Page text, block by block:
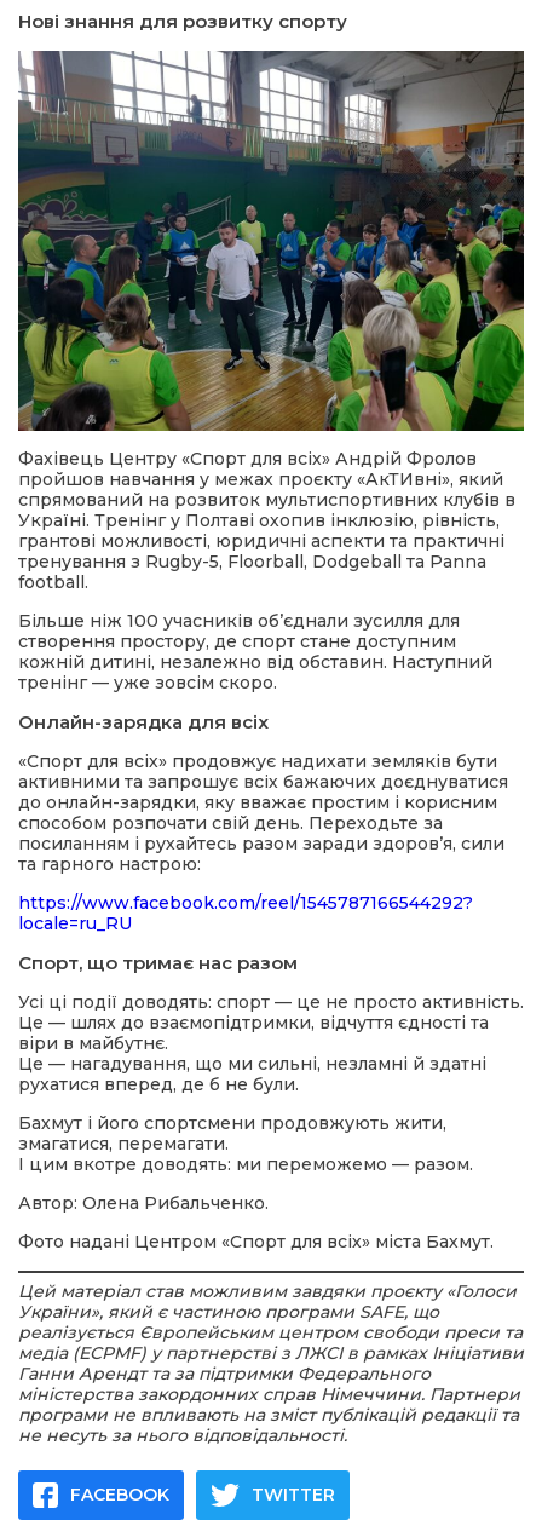
Нові знання для розвитку спорту
Фахівець Центру «Спорт для всіх» Андрій Фролов
пройшов навчання у межах проєкту «АкТИвні», який
спрямований на розвиток мультиспортивних клубів в
Україні. Тренінг у Полтаві охопив інклюзію, рівність,
грантові можливості, юридичні аспекти та практичні
тренування з Rugby-5, Floorball, Dodgeball та Panna
football.
Більше ніж 100 учасників об’єднали зусилля для
створення простору, де спорт стане доступним
кожній дитині, незалежно від обставин. Наступний
тренінг — уже зовсім скоро.
Онлайн-зарядка для всіх
«Спорт для всіх» продовжує надихати земляків бути
активними та запрошує всіх бажаючих доєднуватися
до онлайн-зарядки, яку вважає простим і корисним
способом розпочати свій день. Переходьте за
посиланням і рухайтесь разом заради здоров’я, сили
та гарного настрою:
https://www.facebook.com/reel/1545787166544292?
locale=ru_RU
Спорт, що тримає нас разом
Усі ці події доводять: спорт — це не просто активність.
Це — шлях до взаємопідтримки, відчуття єдності та
віри в майбутнє.
Це — нагадування, що ми сильні, незламні й здатні
рухатися вперед, де б не були.
Бахмут і його спортсмени продовжують жити,
змагатися, перемагати.
І цим вкотре доводять: ми переможемо — разом.
Автор: Олена Рибальченко.
Фото надані Центром «Спорт для всіх» міста Бахмут.
Цей матеріал став можливим завдяки проєкту «Голоси
України», який є частиною програми SAFE, що
реалізується Європейським центром свободи преси та
медіа (ECPMF) у партнерстві з ЛЖСІ в рамках Ініціативи
Ганни Арендт та за підтримки Федерального
міністерства закордонних справ Німеччини. Партнери
програми не впливають на зміст публікацій редакції та
не несуть за нього відповідальності.
FACEBOOK TWITTER